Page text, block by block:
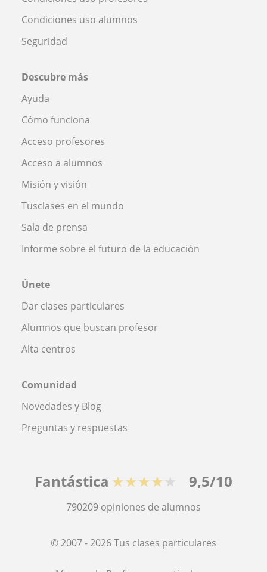
Condiciones uso alumnos
Seguridad
Descubre más
Ayuda
Cómo funciona
Acceso profesores
Acceso a alumnos
Misión y visión
Tusclases en el mundo
Sala de prensa
Informe sobre el futuro de la educación
Únete
Dar clases particulares
Alumnos que buscan profesor
Alta centros
Comunidad
Novedades y Blog
Preguntas y respuestas
Fantástica ★★★★★ 9,5/10
790209 opiniones de alumnos
© 2007 - 2026 Tus clases particulares